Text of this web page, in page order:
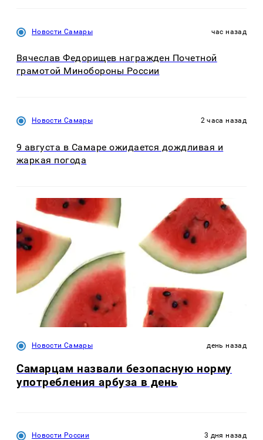
Новости Самары час назад
Вячеслав Федорищев награжден Почетной
грамотой Минобороны России
Новости Самары 2 часа назад
9 августа в Самаре ожидается дождливая и
жаркая погода
Новости Самары день назад
Самарцам назвали безопасную норму
употребления арбуза в день
Новости России 3 дня назад